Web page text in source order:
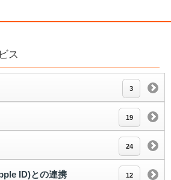
ス
3
19
24
ID)との連携 12